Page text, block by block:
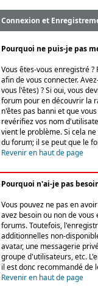
Connexion et
Pourquoi ne puis-je pas
Vous êtes-vous enregistré
afin de vous connecter.
vous l'êtes) ? Si oui, vous
forum pour en découvrir la
n'êtes pas banni et que
revérifiez vos nom
vient le problème. Si cela
du forum; il se peut que le
Revenir en haut de page
Pourquoi n'ai-je pas
Vous pouvez ne pas en
avez besoin ou non de
forums. Toutefois,
additionnelles non-
avatar, une messagerie
groupe d'utilisateurs, etc.
il est donc recommandé de
Revenir en haut de page